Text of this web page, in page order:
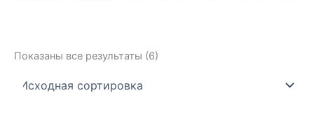
Показаны все результаты (6)